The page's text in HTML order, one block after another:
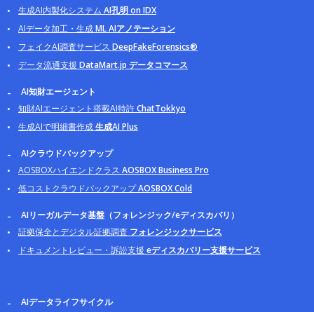
生成AI内製化システム AI孔明 on IDX
AIデータ加工・生成ML AIアノテーション
フェイクAI調査サービス DeepFakeForensics®
データ流通支援 DataMart.jp データコマース
AI知財エージェント
知財AIエージェント搭載AI特許ChatTokkyo
生成AIで明細書作成生成AI Plus
AIクラウドバックアップ
AOSBOXハイエンドクラス AOSBOX Business Pro
低コストクラウドバックアップAOSBOX Cold
AIリーガルデータ基盤（フォレンジック/eディスカバリ）
証拠保全とデジタル証拠調査 フォレンジックサービス
ドキュメントレビュー・訴訟支援 eディスカバリー支援サービス
AIデータライフサイクル